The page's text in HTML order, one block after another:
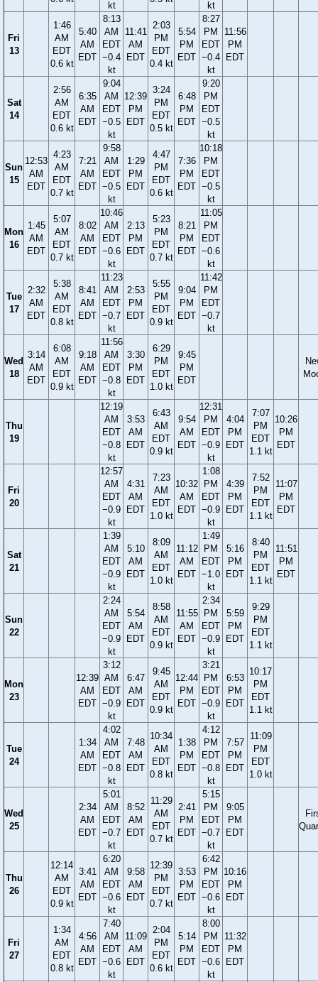
kt kt
Fri
13
1:46
AM
EDT
0.6 kt
5:40
AM
EDT
8:13
AM
EDT
−0.4
kt
11:41
AM
EDT
2:03
PM
EDT
0.4 kt
5:54
PM
EDT
8:27
PM
EDT
−0.4
kt
11:56
PM
EDT
Sat
14
2:56
AM
EDT
0.6 kt
6:35
AM
EDT
9:04
AM
EDT
−0.5
kt
12:39
PM
EDT
3:24
PM
EDT
0.5 kt
6:48
PM
EDT
9:20
PM
EDT
−0.5
kt
Sun
15
12:53
AM
EDT
4:23
AM
EDT
0.7 kt
7:21
AM
EDT
9:58
AM
EDT
−0.5
kt
1:29
PM
EDT
4:47
PM
EDT
0.6 kt
7:36
PM
EDT
10:18
PM
EDT
−0.5
kt
Mon
16
1:45
AM
EDT
5:07
AM
EDT
0.7 kt
8:02
AM
EDT
10:46
AM
EDT
−0.6
kt
2:13
PM
EDT
5:23
PM
EDT
0.7 kt
8:21
PM
EDT
11:05
PM
EDT
−0.6
kt
Tue
17
2:32
AM
EDT
5:38
AM
EDT
0.8 kt
8:41
AM
EDT
11:23
AM
EDT
−0.7
kt
2:53
PM
EDT
5:55
PM
EDT
0.9 kt
9:04
PM
EDT
11:42
PM
EDT
−0.7
kt
Wed
18
3:14
AM
EDT
6:08
AM
EDT
0.9 kt
9:18
AM
EDT
11:56
AM
EDT
−0.8
kt
3:30
PM
EDT
6:29
PM
EDT
1.0 kt
9:45
PM
EDT
Thu
19
12:19
AM
EDT
−0.8
kt
3:53
AM
EDT
6:43
AM
EDT
0.9 kt
9:54
AM
EDT
12:31
PM
EDT
−0.9
kt
4:04
PM
EDT
7:07
PM
EDT
1.1 kt
10:26
PM
EDT
Fri
20
12:57
AM
EDT
−0.9
kt
4:31
AM
EDT
7:23
AM
EDT
1.0 kt
10:32
AM
EDT
1:08
PM
EDT
−0.9
kt
4:39
PM
EDT
7:52
PM
EDT
1.1 kt
11:07
PM
EDT
Sat
21
1:39
AM
EDT
−0.9
kt
5:10
AM
EDT
8:09
AM
EDT
1.0 kt
11:12
AM
EDT
1:49
PM
EDT
−1.0
kt
5:16
PM
EDT
8:40
PM
EDT
1.1 kt
11:51
PM
EDT
Sun
22
2:24
AM
EDT
−0.9
kt
5:54
AM
EDT
8:58
AM
EDT
0.9 kt
11:55
AM
EDT
2:34
PM
EDT
−0.9
kt
5:59
PM
EDT
9:29
PM
EDT
1.1 kt
Mon
23
12:39
AM
EDT
3:12
AM
EDT
−0.9
kt
6:47
AM
EDT
9:45
AM
EDT
0.9 kt
12:44
PM
EDT
3:21
PM
EDT
−0.9
kt
6:53
PM
EDT
10:17
PM
EDT
1.1 kt
Tue
24
1:34
AM
EDT
4:02
AM
EDT
−0.8
kt
7:48
AM
EDT
10:34
AM
EDT
0.8 kt
1:38
PM
EDT
4:12
PM
EDT
−0.8
kt
7:57
PM
EDT
11:09
PM
EDT
1.0 kt
Wed
25
2:34
AM
EDT
5:01
AM
EDT
−0.7
kt
8:52
AM
EDT
11:29
AM
EDT
0.7 kt
2:41
PM
EDT
5:15
PM
EDT
−0.7
kt
9:05
PM
EDT
Thu
26
12:14
AM
EDT
0.9 kt
3:41
AM
EDT
6:20
AM
EDT
−0.6
kt
9:58
AM
EDT
12:39
PM
EDT
0.7 kt
3:53
PM
EDT
6:42
PM
EDT
−0.6
kt
10:16
PM
EDT
Fri
27
1:34
AM
EDT
0.8 kt
4:56
AM
EDT
7:40
AM
EDT
−0.6
kt
11:09
AM
EDT
2:04
PM
EDT
0.6 kt
5:14
PM
EDT
8:00
PM
EDT
−0.6
kt
11:32
PM
EDT